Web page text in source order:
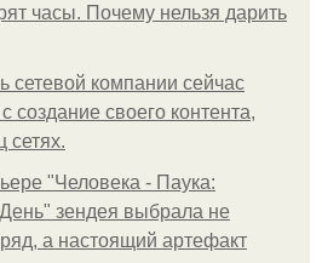
часы. Почему нельзя дарить
сетевой компании сейчас
создание своего контента,
сетях.
"Человека - Паука:
зендея выбрала не
а настоящий артефакт